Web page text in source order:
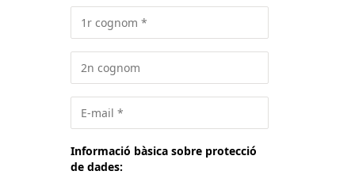
Informació bàsica sobre protecció
de dades: